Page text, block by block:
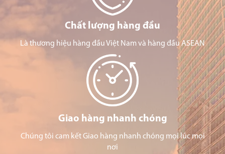
Chất lượng hàng đầu
Là thương hiệu hàng đầu Việt Nam và hàng đầu ASEAN
Giao hàng nhanh chóng
Chúng tôi cam kết Giao hàng nhanh chóng mọi lúc mọi
nơi